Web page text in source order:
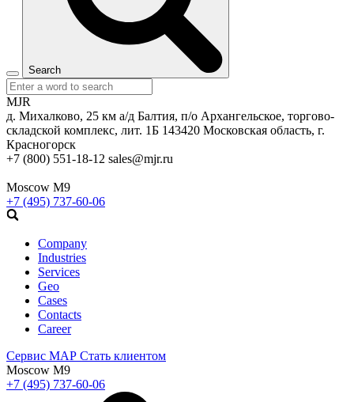
Search
MJR
д. Михалково, 25 км а/д Балтия, п/о Архангельское, торгово-
складской комплекс, лит. 1Б 143420 Московская область, г.
Красногорск
+7 (800) 551-18-12 sales@mjr.ru
Moscow M9
+7 (495) 737-60-06
Company
Industries
Services
Geo
Cases
Contacts
Career
Сервис МАР Стать клиентом
Moscow M9
+7 (495) 737-60-06